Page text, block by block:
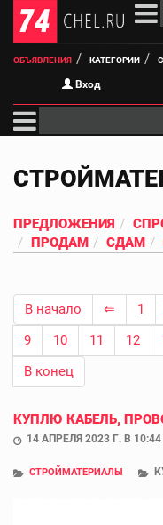
ОБЪЯВЛЕНИЯ КАТЕГОРИИ
Вход
ПРЕДЛОЖЕНИЯ
ПРОДАМ
СДАМ
В начало ⇐ 1
9
10 11 12
В конец
КУПЛЮ КАБЕЛЬ,
14 АПРЕЛЯ 2023 Г. В 10:44
СТРОЙМАТЕРИАЛЫ